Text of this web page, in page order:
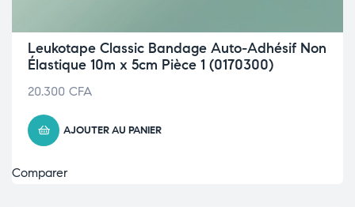
Leukotape Classic Bandage Auto-Adhésif Non
Élastique 10m x 5cm Pièce 1 (0170300)
20.300 CFA
AJOUTER AU PANIER
Comparer